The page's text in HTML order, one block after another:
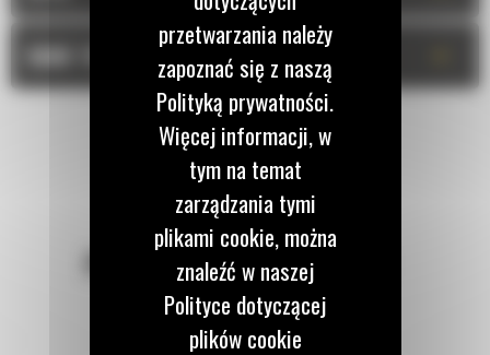
DANE TECHNICZNE
POZOSTAŃMY W KONTAKCIE
przetwarzania należy
zapoznać się z naszą
Polityką prywatności.
Więcej informacji, w
tym na temat
zarządzania tymi
plikami cookie, można
znaleźć w naszej
Polityce dotyczącej
plików cookie